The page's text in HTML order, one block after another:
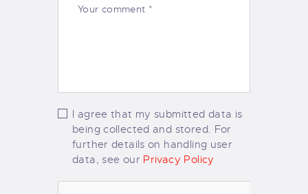
I agree that my submitted data is
being collected and stored. For
further details on handling user
data, see our Privacy Policy